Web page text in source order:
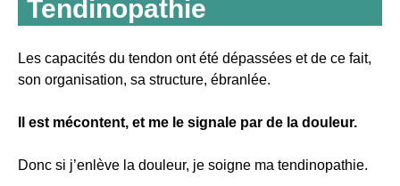
Tendinopathie
Les capacités du tendon ont été dépassées et de ce fait,
son organisation, sa structure, ébranlée.
Il est mécontent, et me le signale par de la douleur.
Donc si j’enlève la douleur, je soigne ma tendinopathie.